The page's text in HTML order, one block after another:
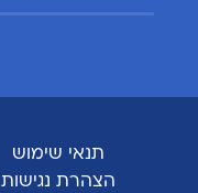
תנאי שימוש
הצהרת נגישות